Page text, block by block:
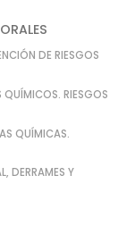
DE RIESGOS
RIESGOS
QUÍMICAS.
DERRAMES Y